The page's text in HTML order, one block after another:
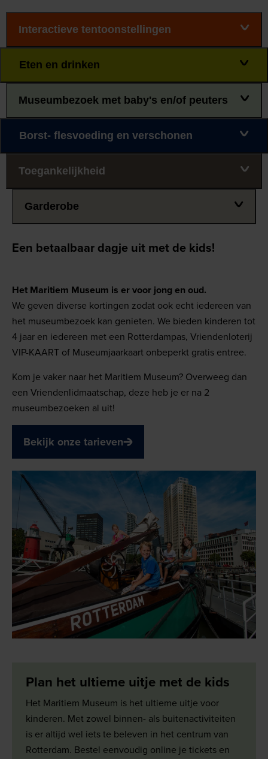
Interactieve tentoonstellingen
Eten en drinken
Museumbezoek met baby's en/of peuters
Borst- flesvoeding en verschonen
Toegankelijkheid
Garderobe
Een betaalbaar dagje uit met de kids!
Het Maritiem Museum is er voor jong en oud.
We geven diverse kortingen zodat ook echt iedereen van
het museumbezoek kan genieten. We bieden kinderen tot
4 jaar en iedereen met een Rotterdampas, Vriendenloterij
VIP-KAART of Museumjaarkaart onbeperkt gratis entree.
Kom je vaker naar het Maritiem Museum? Overweeg dan
een Vriendenlidmaatschap, deze heb je er na 2
museumbezoeken al uit!
Bekijk onze tarieven
Plan het ultieme uitje met de kids
Het Maritiem Museum is het ultieme uitje voor
kinderen. Met zowel binnen- als buitenactiviteiten
is er altijd wel iets te beleven in het centrum van
Rotterdam. Bestel eenvoudig online je tickets en